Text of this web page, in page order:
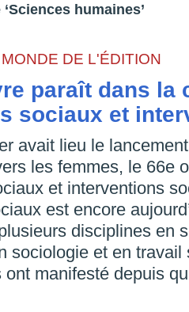
humaines’
MONDE DE L'ÉDITION
paraît dans la
sociaux et
avait lieu le
les femmes, le 66e
et interventions
est encore
disciplines en
sociologie et en
ont manifesté depuis